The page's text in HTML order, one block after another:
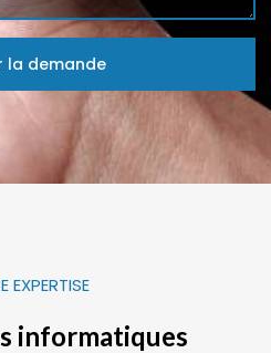
la demande
EXPERTISE
informatiques